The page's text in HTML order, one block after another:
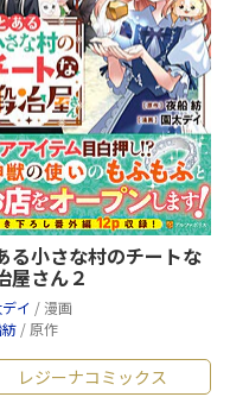
る小さな村のチートな
屋さん２
イ / 漫画
/ 原作
レジーナコミックス